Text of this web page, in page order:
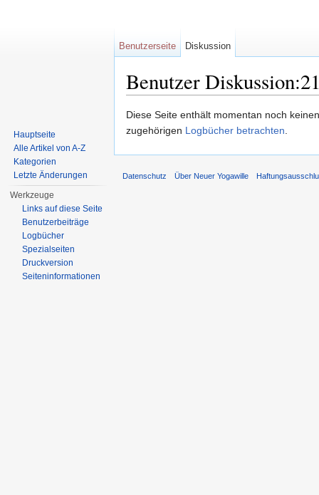
Benutzer
Diese Seite enthält momentan noch
zugehörigen Logbücher betrachten.
Benutzerseite Diskussion
Hauptseite
Alle Artikel von A-Z
Kategorien
Letzte Änderungen
Werkzeuge
Links auf diese Seite
Benutzerbeiträge
Logbücher
Spezialseiten
Druckversion
Seiten­informationen
Datenschutz Über Neuer Yogawille